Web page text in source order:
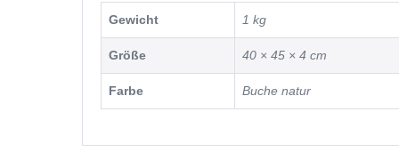
Gewicht 1 kg
Größe 40 × 45 × 4 cm
Farbe Buche natur